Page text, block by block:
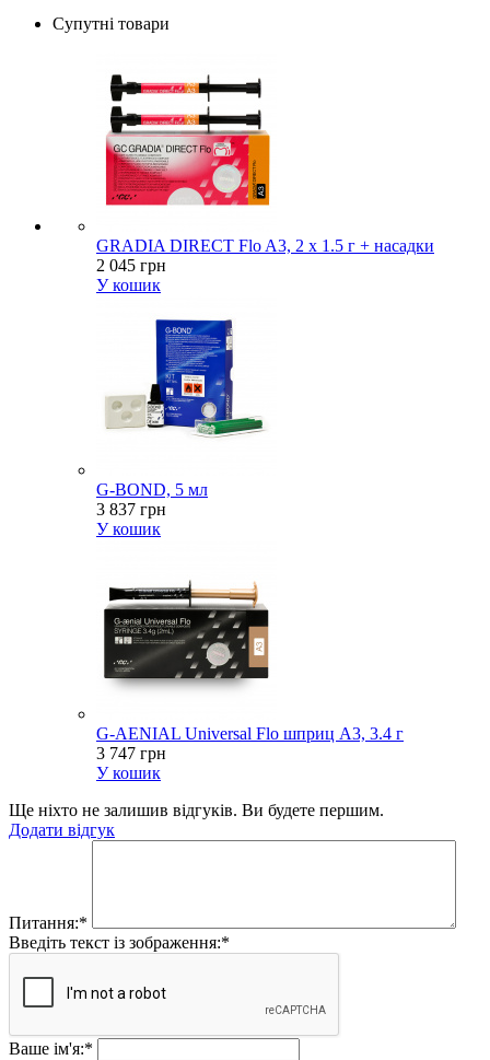
Супутні товари
GRADIA DIRECT Flo A3, 2 x 1.5 г + насадки
2 045 грн
У кошик
G-BOND, 5 мл
3 837 грн
У кошик
G-AENIAL Universal Flo шприц A3, 3.4 г
3 747 грн
У кошик
Ще ніхто не залишив відгуків. Ви будете першим.
Додати відгук
Питання:*
Введіть текст із зображення:*
Ваше ім'я:*